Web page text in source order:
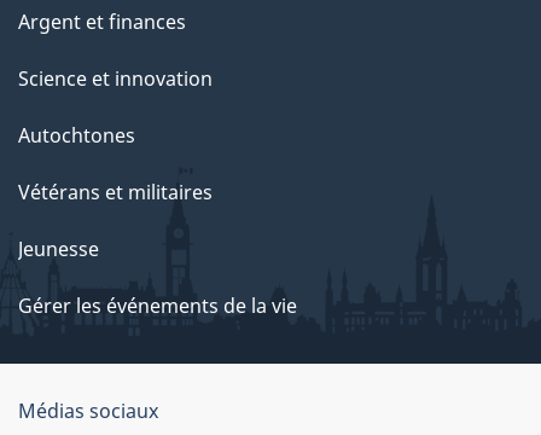
Argent et finances
Science et innovation
Autochtones
Vétérans et militaires
Jeunesse
Gérer les événements de la vie
Organisation
Médias sociaux